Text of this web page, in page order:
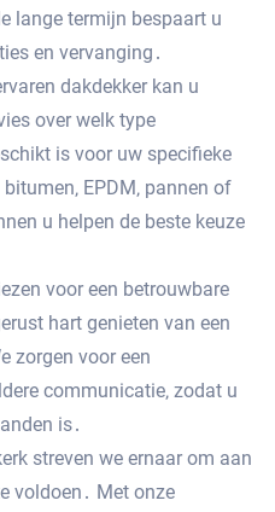
lange termijn bespaart u
en vervanging․
dakdekker kan u
over welk type
is voor uw specifieke
EPDM‚ pannen of
u helpen de beste keuze
voor een betrouwbare
hart genieten van een
zorgen voor een
communicatie‚ zodat u
is․
streven we ernaar om aan
voldoen․ Met onze